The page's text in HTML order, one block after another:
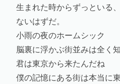
生まれた時からずっといる
ないはずだ。
小雨の夜のホームシック
脳裏に浮かぶ街並みは全く
君は東京から来たんだね
僕の記憶にある街は本当に